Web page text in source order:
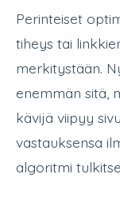
Perinteiset
tiheys tai
merkitystään.
enemmän sitä,
kävijä viipyy
vastauksensa
algoritmi